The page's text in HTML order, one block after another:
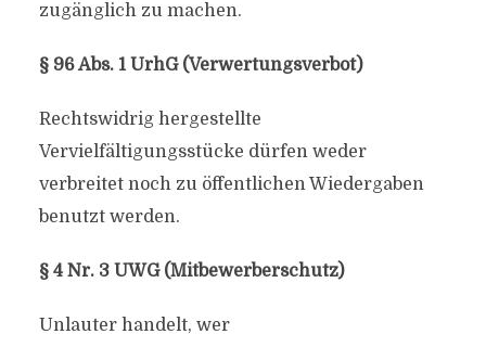
zugänglich zu machen.
§ 96 Abs. 1 UrhG (Verwertungsverbot)
Rechtswidrig hergestellte
Vervielfältigungsstücke dürfen weder
verbreitet noch zu öffentlichen Wiedergaben
benutzt werden.
§ 4 Nr. 3 UWG (Mitbewerberschutz)
Unlauter handelt, wer